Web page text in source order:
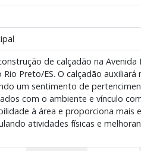
de calçadão na Avenida
Rio Preto/ES. O calçadão
um sentimento de
com o ambiente e vínculo
à área e proporciona mais
atividades físicas e